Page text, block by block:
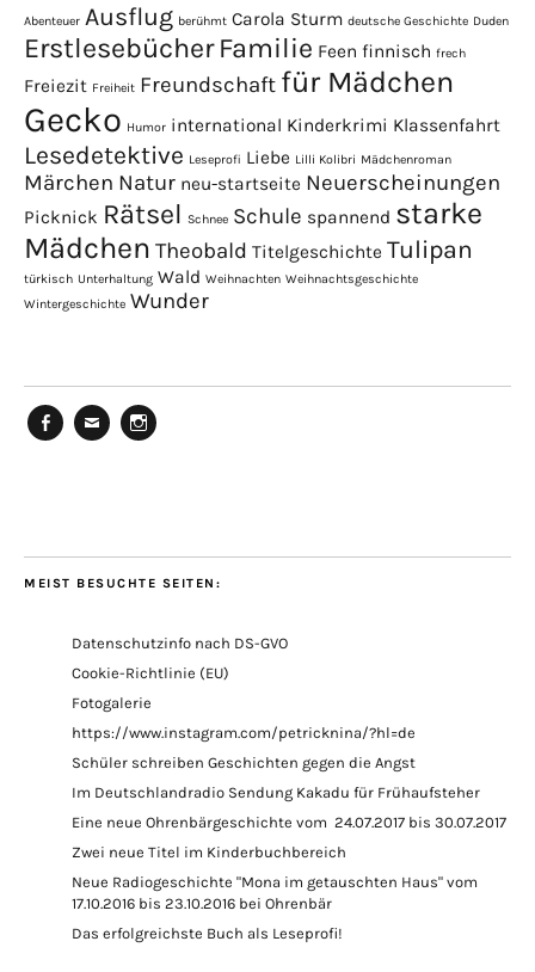
Abenteuer Ausflug berühmt Carola Sturm deutsche Geschichte Duden
Erstlesebücher Familie Feen finnisch frech
Freiezit Freiheit Freundschaft für Mädchen
Gecko Humor international Kinderkrimi Klassenfahrt
Lesedetektive Leseprofi Liebe Lilli Kolibri Mädchenroman
Märchen Natur neu-startseite Neuerscheinungen
Picknick Rätsel Schnee Schule spannend starke
Mädchen Theobald Titelgeschichte Tulipan
türkisch Unterhaltung Wald Weihnachten Weihnachtsgeschichte
Wintergeschichte Wunder
MEIST BESUCHTE SEITEN:
Datenschutzinfo nach DS-GVO
Cookie-Richtlinie (EU)
Fotogalerie
https://www.instagram.com/petricknina/?hl=de
Schüler schreiben Geschichten gegen die Angst
Im Deutschlandradio Sendung Kakadu für Frühaufsteher
Eine neue Ohrenbärgeschichte vom 24.07.2017 bis 30.07.2017
Zwei neue Titel im Kinderbuchbereich
Neue Radiogeschichte "Mona im getauschten Haus" vom
17.10.2016 bis 23.10.2016 bei Ohrenbär
Das erfolgreichste Buch als Leseprofi!